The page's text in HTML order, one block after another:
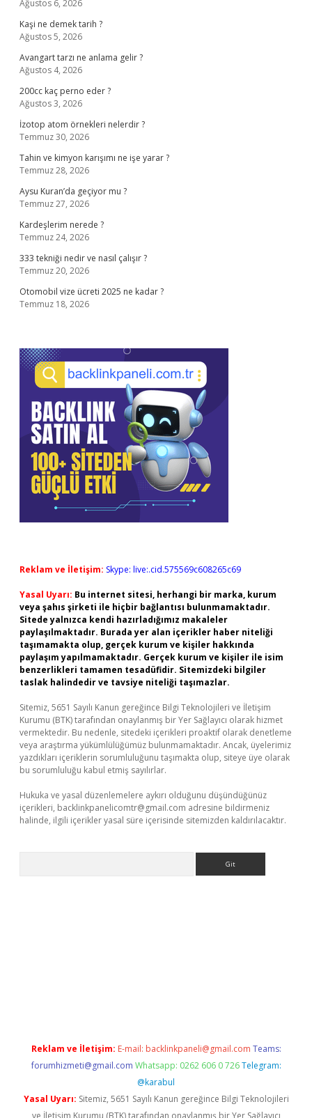
Ağustos 6, 2026
Kaşi ne demek tarih ?
Ağustos 5, 2026
Avangart tarzı ne anlama gelir ?
Ağustos 4, 2026
200cc kaç perno eder ?
Ağustos 3, 2026
İzotop atom örnekleri nelerdir ?
Temmuz 30, 2026
Tahin ve kimyon karışımı ne işe yarar ?
Temmuz 28, 2026
Aysu Kuran’da geçiyor mu ?
Temmuz 27, 2026
Kardeşlerim nerede ?
Temmuz 24, 2026
333 tekniği nedir ve nasıl çalışır ?
Temmuz 20, 2026
Otomobil vize ücreti 2025 ne kadar ?
Temmuz 18, 2026
Reklam ve İletişim: Skype: live:.cid.575569c608265c69
Yasal Uyarı: Bu internet sitesi, herhangi bir marka, kurum
veya şahıs şirketi ile hiçbir bağlantısı bulunmamaktadır.
Sitede yalnızca kendi hazırladığımız makaleler
paylaşılmaktadır. Burada yer alan içerikler haber niteliği
taşımamakta olup, gerçek kurum ve kişiler hakkında
paylaşım yapılmamaktadır. Gerçek kurum ve kişiler ile isim
benzerlikleri tamamen tesadüfidir. Sitemizdeki bilgiler
taslak halindedir ve tavsiye niteliği taşımazlar.
Sitemiz, 5651 Sayılı Kanun gereğince Bilgi Teknolojileri ve İletişim
Kurumu (BTK) tarafından onaylanmış bir Yer Sağlayıcı olarak hizmet
vermektedir. Bu nedenle, sitedeki içerikleri proaktif olarak denetleme
veya araştırma yükümlülüğümüz bulunmamaktadır. Ancak, üyelerimiz
yazdıkları içeriklerin sorumluluğunu taşımakta olup, siteye üye olarak
bu sorumluluğu kabul etmiş sayılırlar.
Hukuka ve yasal düzenlemelere aykırı olduğunu düşündüğünüz
içerikleri, backlinkpanelicomtr@gmail.com adresine bildirmeniz
halinde, ilgili içerikler yasal süre içerisinde sitemizden kaldırılacaktır.
Reklam ve İletişim: E-mail: backlinkpaneli@gmail.com Teams:
forumhizmeti@gmail.com Whatsapp: 0262 606 0 726 Telegram:
@karabul
Yasal Uyarı: Sitemiz, 5651 Sayılı Kanun gereğince Bilgi Teknolojileri
ve İletişim Kurumu (BTK) tarafından onaylanmış bir Yer Sağlayıcı